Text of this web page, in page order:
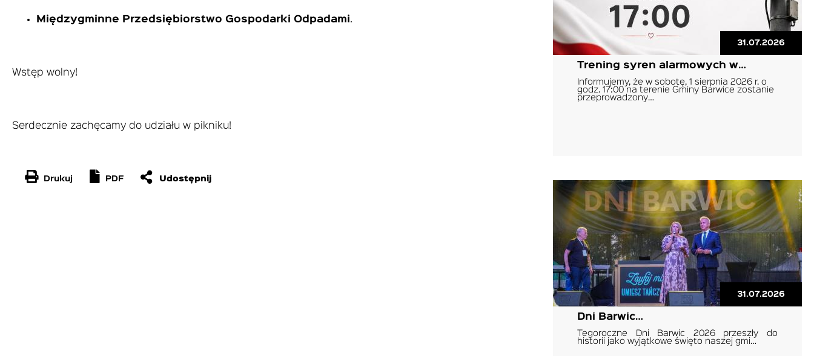
31.07.2026
Trening syren alarmowych w…
Informujemy, że w sobotę, 1 sierpnia 2026 r. o
godz. 17:00 na terenie Gminy Barwice zostanie
przeprowadzony…
31.07.2026
Dni Barwic…
Tegoroczne Dni Barwic 2026 przeszły do
historii jako wyjątkowe święto naszej gmi…
Międzygminne Przedsiębiorstwo Gospodarki Odpadami.
Wstęp wolny!
Serdecznie zachęcamy do udziału w pikniku!
Drukuj PDF